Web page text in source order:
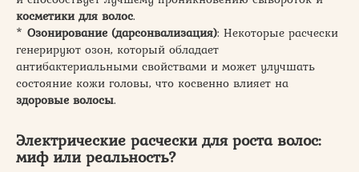
косметики для волос.
* Озонирование (дарсонвализация): Некоторые расчески
генерируют озон, который обладает
антибактериальными свойствами и может улучшать
состояние кожи головы, что косвенно влияет на
здоровые волосы.
Электрические расчески для роста волос:
миф или реальность?